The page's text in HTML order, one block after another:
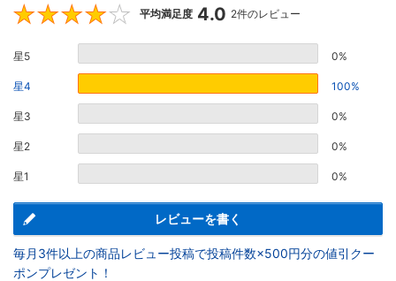
4
平均満足度 4.0 2件のレビュー
星5 0%
星4 100%
星3 0%
星2 0%
星1 0%
レビューを書く
毎月3件以上の商品レビュー投稿で投稿件数×500円分の値引クー
ポンプレゼント！